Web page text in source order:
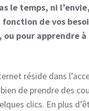
le temps, ni
de vos
pour apprendre
réside dans
de prendre des
clics. En plus